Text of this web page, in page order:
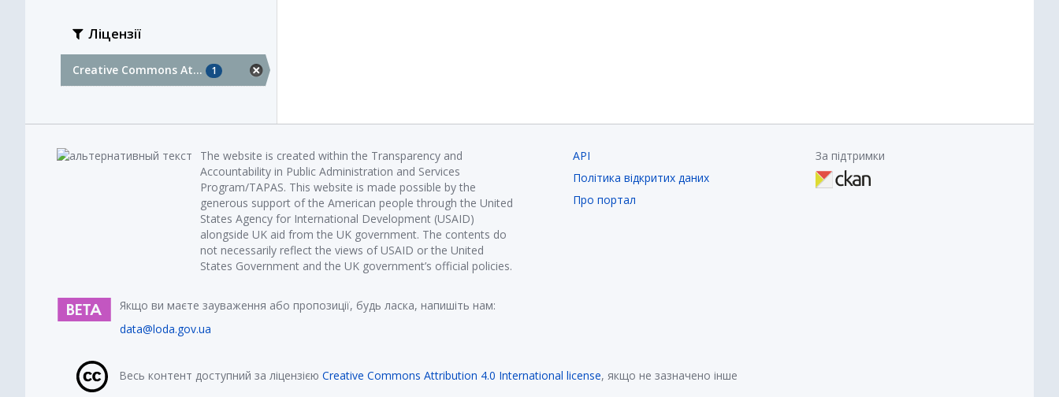
Ліцензії
Creative Commons At... 1
The website is created within the Transparency and
Accountability in Public Administration and Services
Program/TAPAS. This website is made possible by the
generous support of the American people through the United
States Agency for International Development (USAID)
alongside UK aid from the UK government. The contents do
not necessarily reflect the views of USAID or the United
States Government and the UK government’s official policies.
Якщо ви маєте зауваження або пропозиції, будь ласка, напишіть нам:
data@loda.gov.ua
API
Політика відкритих даних
Про портал
За підтримки
Весь контент доступний за ліцензією Creative Commons Attribution 4.0 International license, якщо не зазначено інше